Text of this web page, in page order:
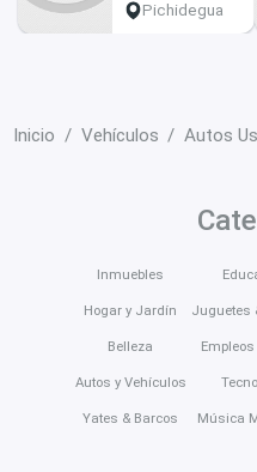
Pichidegua
Inicio Vehículos Autos
Inmuebles
Hogar y Jardín
Belleza
Autos y Vehículos
Yates & Barcos
Juguetes
Música